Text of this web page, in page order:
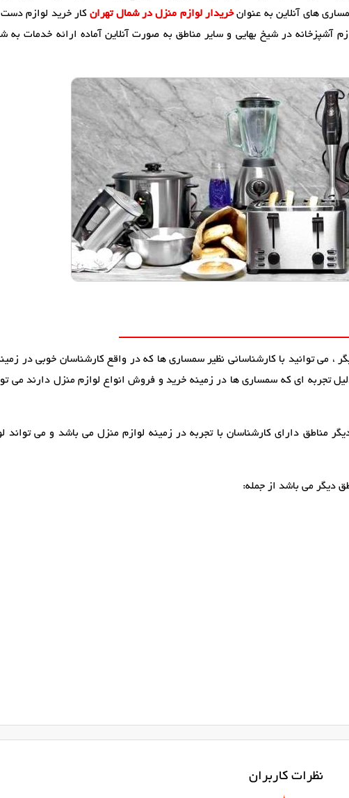
های آنلاین به عنوانخریدار لوازم منزل در شمال تهرانکار خرید لوازم دست
آشپزخانه در شیخ بهایی و سایر مناطق به صورت آنلاین آماده ارائه خدمات به
می توانید با کارشناسانی نظیر سمساری ها که در واقع کارشناسان خوبی در
تجربه ای که سمساری ها در زمینه خرید و فروش انواع لوازم منزل دارند می
مناطق دارای کارشناسان با تجربه در زمینه لوازم منزل می باشد و می تواند
دیگر می باشد از جمله:
نظرات کاربران